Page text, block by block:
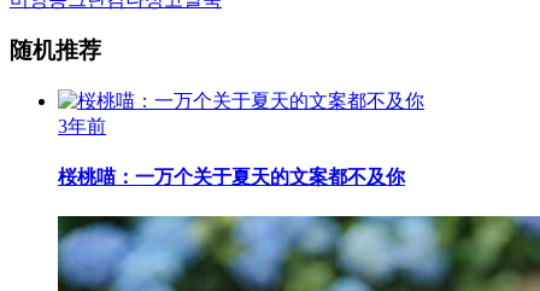
随机推荐
3年前
桜桃喵：一万个关于夏天的文案都不及你